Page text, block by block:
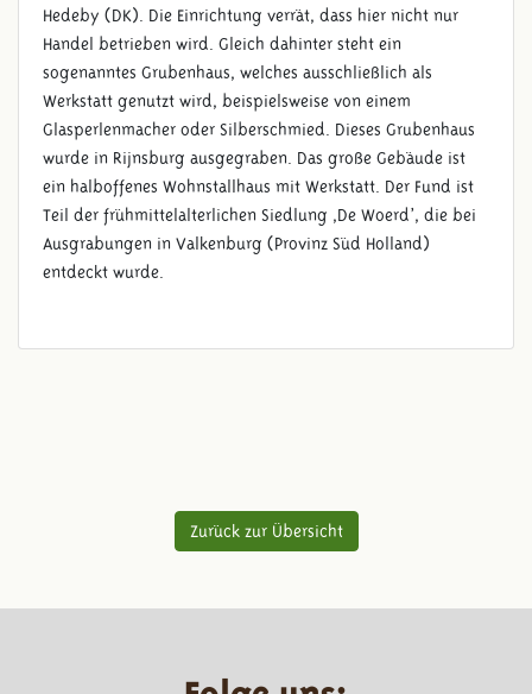
Hedeby (DK). Die Einrichtung verrät, dass hier nicht nur
Handel betrieben wird. Gleich dahinter steht ein
sogenanntes Grubenhaus, welches ausschließlich als
Werkstatt genutzt wird, beispielsweise von einem
Glasperlenmacher oder Silberschmied. Dieses Grubenhaus
wurde in Rijnsburg ausgegraben. Das große Gebäude ist
ein halboffenes Wohnstallhaus mit Werkstatt. Der Fund ist
Teil der frühmittelalterlichen Siedlung ,De Woerd’, die bei
Ausgrabungen in Valkenburg (Provinz Süd Holland)
entdeckt wurde.
Zurück zur Übersicht
Folge uns: